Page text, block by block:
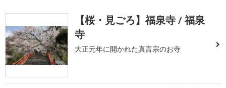
【桜・見ごろ】福泉寺 / 福泉
寺
大正元年に開かれた真言宗のお寺